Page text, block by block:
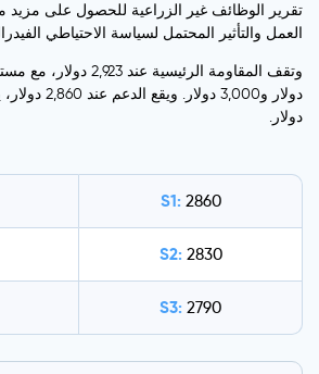
تقرير الوظائف غير الزراعية للحصول على
العمل والتأثير المحتمل لسياسة الاحتياطي
دولار.
S1: 2860
S2: 2830
S3: 2790